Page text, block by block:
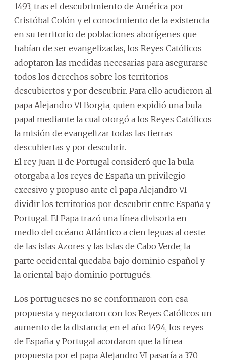
1493, tras el descubrimiento de América por
Cristóbal Colón y el conocimiento de la existencia
en su territorio de poblaciones aborígenes que
habían de ser evangelizadas, los Reyes Católicos
adoptaron las medidas necesarias para asegurarse
todos los derechos sobre los territorios
descubiertos y por descubrir. Para ello acudieron al
papa Alejandro VI Borgia, quien expidió una bula
papal mediante la cual otorgó a los Reyes Católicos
la misión de evangelizar todas las tierras
descubiertas y por descubrir.
El rey Juan II de Portugal consideró que la bula
otorgaba a los reyes de España un privilegio
excesivo y propuso ante el papa Alejandro VI
dividir los territorios por descubrir entre España y
Portugal. El Papa trazó una línea divisoria en
medio del océano Atlántico a cien leguas al oeste
de las islas Azores y las islas de Cabo Verde; la
parte occidental quedaba bajo dominio español y
la oriental bajo dominio portugués.
Los portugueses no se conformaron con esa
propuesta y negociaron con los Reyes Católicos un
aumento de la distancia; en el año 1494, los reyes
de España y Portugal acordaron que la línea
propuesta por el papa Alejandro VI pasaría a 370